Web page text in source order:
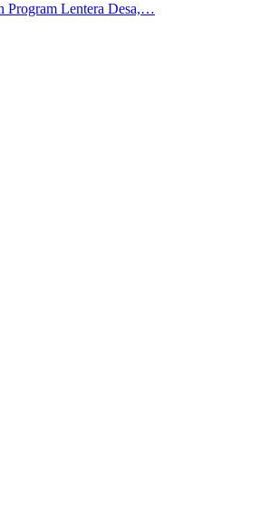
Program Lentera Desa,…